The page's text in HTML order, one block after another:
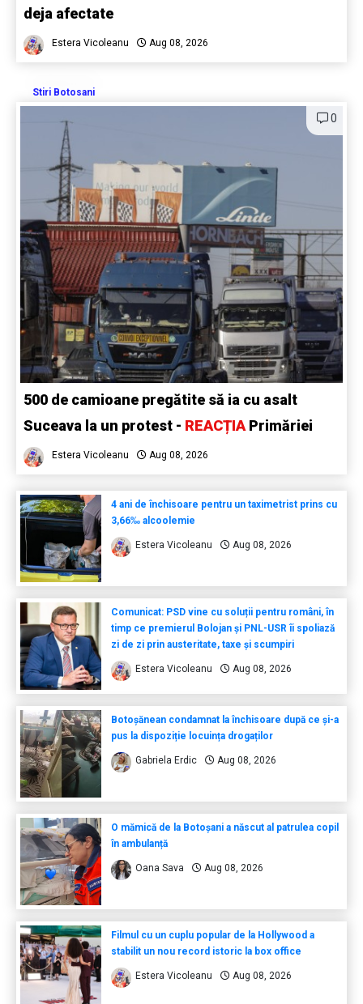
deja afectate
Estera Vicoleanu Aug 08, 2026
Stiri Botosani
0
500 de camioane pregătite să ia cu asalt
Suceava la un protest - REACȚIAPrimăriei
Estera Vicoleanu Aug 08, 2026
4 ani de închisoare pentru un taximetrist prins cu
3,66‰ alcoolemie
Estera Vicoleanu Aug 08, 2026
Comunicat: PSD vine cu soluții pentru români, în
timp ce premierul Bolojan și PNL-USR îi spoliază
zi de zi prin austeritate, taxe și scumpiri
Estera Vicoleanu Aug 08, 2026
Botoșănean condamnat la închisoare după ce și-a
pus la dispoziție locuința drogaților
Gabriela Erdic Aug 08, 2026
O mămică de la Botoșani a născut al patrulea copil
în ambulanță
Oana Sava Aug 08, 2026
Filmul cu un cuplu popular de la Hollywood a
stabilit un nou record istoric la box office
Estera Vicoleanu Aug 08, 2026